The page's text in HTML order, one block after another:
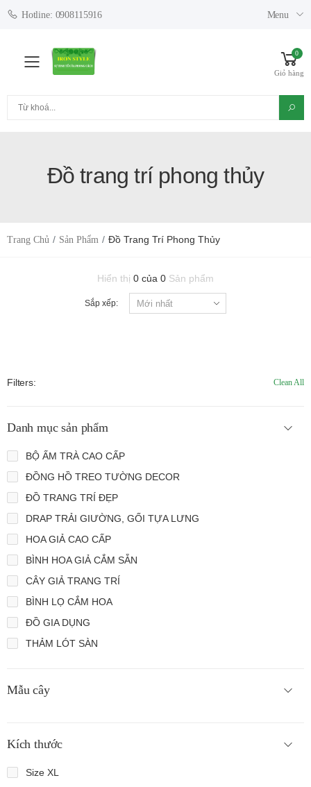
Hotline: 0908115916 Menu
Toggle mobile menu
0
Giỏ hàng
Đồ trang trí phong thủy
Trang Chủ Sản Phẩm Đồ Trang Trí Phong Thủy
Hiển thị 0 của 0 Sản phẩm
Sắp xếp:
Filters: Clean All
Danh mục sản phẩm
BỘ ẤM TRÀ CAO CẤP
ĐỒNG HỒ TREO TƯỜNG DECOR
ĐỒ TRANG TRÍ ĐẸP
DRAP TRẢI GIƯỜNG, GỐI TỰA LƯNG
HOA GIẢ CAO CẤP
BÌNH HOA GIẢ CẮM SẴN
CÂY GIẢ TRANG TRÍ
BÌNH LỌ CẮM HOA
ĐỒ GIA DỤNG
THẢM LÓT SÀN
Mẫu cây
Kích thước
Size XL